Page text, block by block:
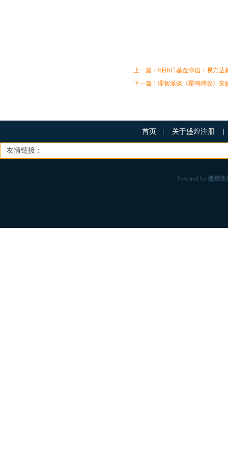
上一篇： 9月6日基金净值：易方达
下一篇： 理智派谈《星鸣特攻》失
首页 关于盛煌注册
友情链接：
Powered by 盛煌注